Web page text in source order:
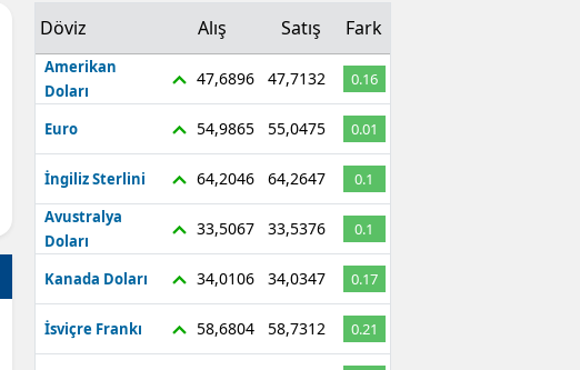
Döviz Alış Satış Fark
Amerikan
Doları
47,6896 47,7132 0.16
Euro 54,9865 55,0475 0.01
İngiliz Sterlini 64,2046 64,2647
0.1
Avustralya
Doları
33,5067 33,5376 0.1
Kanada Doları 34,0106 34,0347 0.17
İsviçre Frankı 58,6804 58,7312 0.21